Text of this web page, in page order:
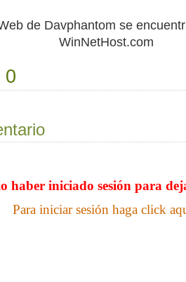
de Davphantom se
WinNetHost.com
0
haber iniciado sesión para
Para iniciar sesión haga click